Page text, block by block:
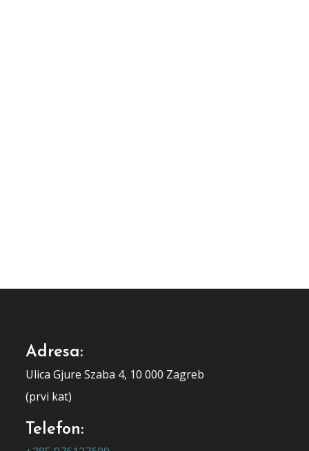
Adresa:
Ulica Gjure Szaba 4, 10 000 Zagreb
(prvi kat)
Telefon: